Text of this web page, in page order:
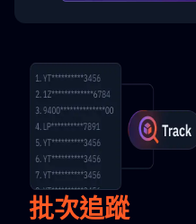
批次追蹤